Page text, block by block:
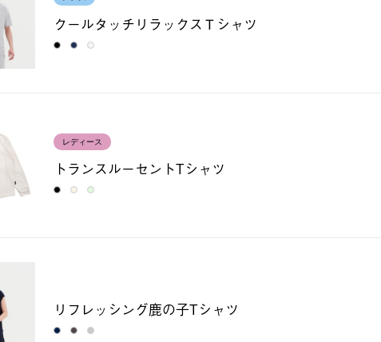
クールタッチリラックスＴシャツ
レディース
トランスルーセントTシャツ
リフレッシング鹿の子Tシャツ